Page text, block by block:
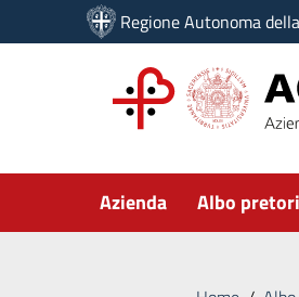
Vai ai contenuti
Vai al menu di navigazione
Vai al footer
Regione Autonoma
Submenu
Azienda Albo